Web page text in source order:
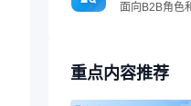
面向B2B角色
重点内容推荐